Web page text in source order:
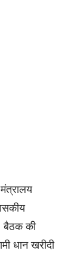
बैठक की
धान खरीदी